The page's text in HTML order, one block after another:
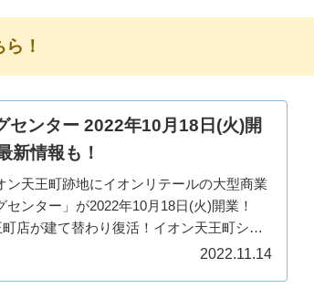
！
センター 2022年10月18日(火)開
新情報も！
天王町跡地にイオンリテールの大型商業
ンター」が2022年10月18日(火)開業！
店が建て替わり復活！イオン天王町ショ
2022.11.14